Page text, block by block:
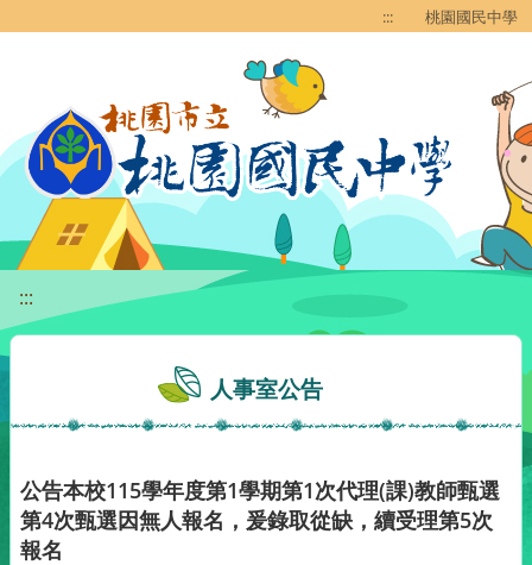
::: 桃園國民中學
:::
人事室公告
公告本校115學年度第1學期第1次代理(課)教師甄選
第4次甄選因無人報名，爰錄取從缺，續受理第5次
報名